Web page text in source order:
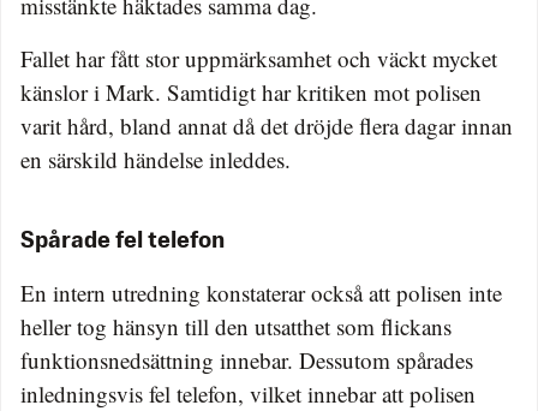
Fallet har fått stor uppmärksamhet och väckt mycket
känslor i Mark. Samtidigt har kritiken mot polisen
varit hård, bland annat då det dröjde flera dagar innan
en särskild händelse inleddes.
Spårade fel telefon
En intern utredning konstaterar också att polisen inte
heller tog hänsyn till den utsatthet som flickans
funktionsnedsättning innebar. Dessutom spårades
inledningsvis fel telefon, vilket innebar att polisen